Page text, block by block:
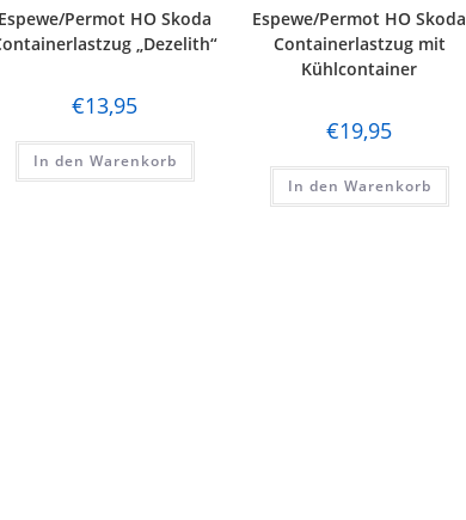
Espewe/Permot HO Skoda
„Dezelith“
€13,95
In den Warenkorb
Espewe/Permot HO Skoda
Containerlastzug mit
Kühlcontainer
€19,95
In den Warenkorb